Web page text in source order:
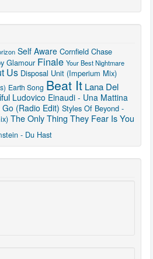
Self Aware Cornfield Chase
Glamour Finale Your Best Nightmare
Us Disposal Unit (Imperium Mix)
Earth Song Beat It Lana Del
Ludovico Einaudi - Una Mattina
(Radio Edit) Styles Of Beyond -
The Only Thing They Fear Is You
- Du Hast